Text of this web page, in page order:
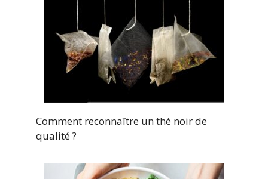
Comment reconnaître un thé noir de
qualité ?